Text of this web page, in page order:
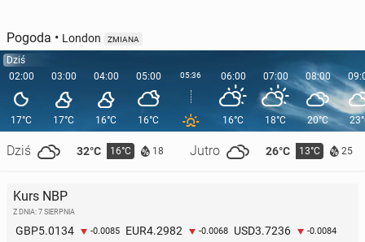
Pogoda • London ZMIANA
Dziś
02:00
17°C
Dziś 32°C 16°C 18 Jutro 26°C 13°C 25
03:00
17°C
04:00
16°C
05:00
16°C
05:36 06:00
16°C
07:00
18°C
08:00
20°C
Kurs NBP
Z DNIA: 7 SIERPNIA
GBP5.0134 -0.0085 EUR4.2982 -0.0068 USD3.7236 -0.0084